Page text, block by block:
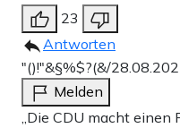
23
Antworten
"()!"&§%$?(&/
Melden
„Die CDU macht